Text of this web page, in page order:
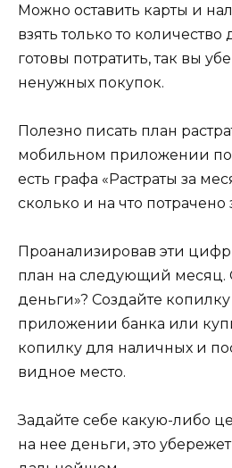
Можно оставить карты и
взять только то количество
готовы потратить, так вы
ненужных покупок.
Полезно писать план
мобильном приложении
есть графа «Растраты за
сколько и на что
Проанализировав эти
план на следующий месяц.
деньги»? Создайте
приложении банка или
копилку для наличных и
видное место.
Задайте себе какую-либо
на нее деньги, это